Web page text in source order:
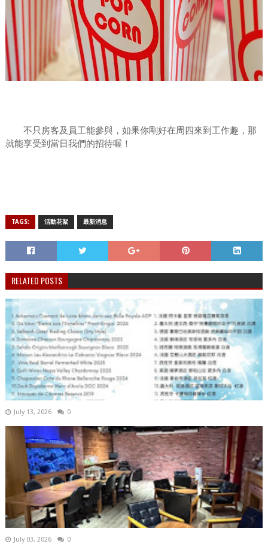
不只房客及員工能參與，如果你剛好在周四來到工作趣，那
就能享受到當日我們的招待喔！
TAGS: 活動花絮 最新消息
RELATED POSTS
July 13, 2026 0
July 03, 2026 0